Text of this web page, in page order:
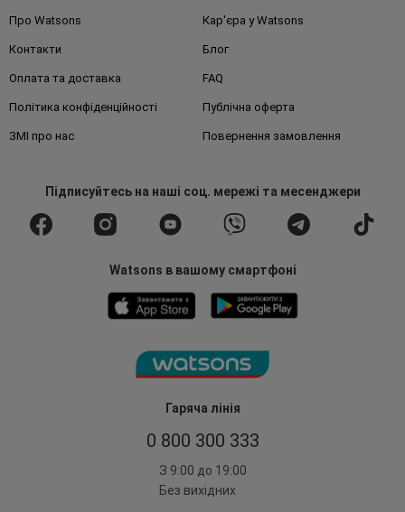
Гаряча лінія
0 800 300 333
З 9:00 до 19:00
Без вихідних
Про Watsons Кар'єра у Watsons
Контакти Блог
Оплата та доставка FAQ
Політика конфіденційності Публічна оферта
ЗМІ про нас Повернення замовлення
Підписуйтесьна наші соц. мережі та месенджери
Watsons в вашому смартфоні